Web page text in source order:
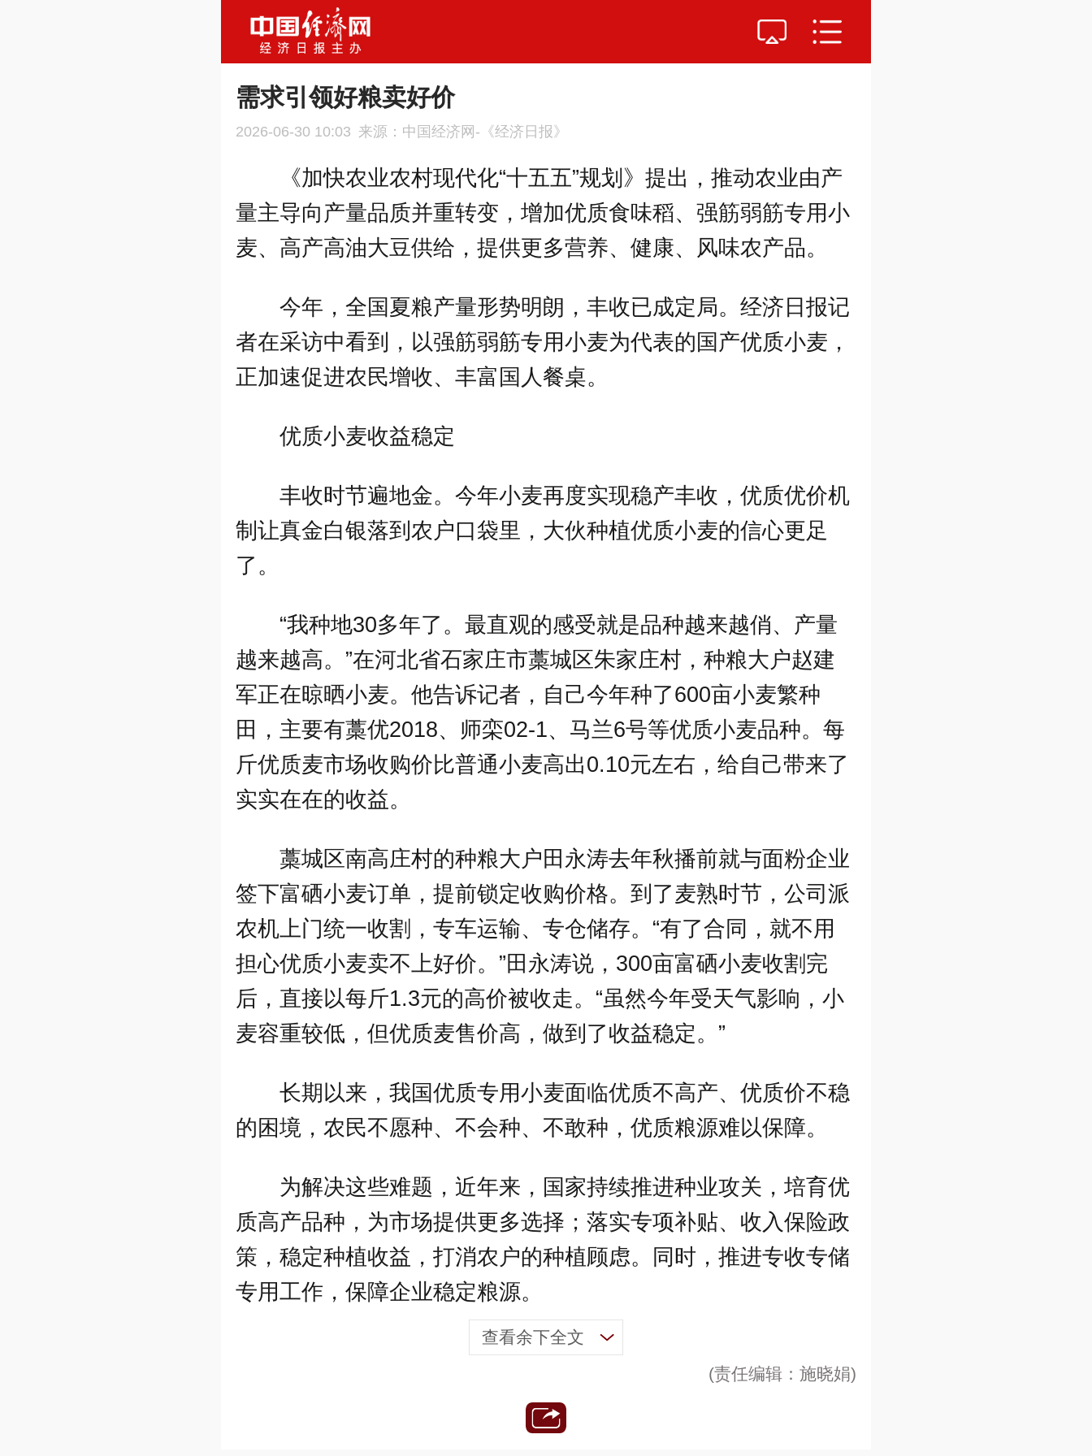
需求引领好粮卖好价
2026-06-30 10:03 来源：中国经济网-《经济日报》
《加快农业农村现代化“十五五”规划》提出，推动农业由产
量主导向产量品质并重转变，增加优质食味稻、强筋弱筋专用小
麦、高产高油大豆供给，提供更多营养、健康、风味农产品。
今年，全国夏粮产量形势明朗，丰收已成定局。经济日报记
者在采访中看到，以强筋弱筋专用小麦为代表的国产优质小麦，
正加速促进农民增收、丰富国人餐桌。
优质小麦收益稳定
丰收时节遍地金。今年小麦再度实现稳产丰收，优质优价机
制让真金白银落到农户口袋里，大伙种植优质小麦的信心更足
了。
“我种地30多年了。最直观的感受就是品种越来越俏、产量
越来越高。”在河北省石家庄市藁城区朱家庄村，种粮大户赵建
军正在晾晒小麦。他告诉记者，自己今年种了600亩小麦繁种
田，主要有藁优2018、师栾02-1、马兰6号等优质小麦品种。每
斤优质麦市场收购价比普通小麦高出0.10元左右，给自己带来了
实实在在的收益。
藁城区南高庄村的种粮大户田永涛去年秋播前就与面粉企业
签下富硒小麦订单，提前锁定收购价格。到了麦熟时节，公司派
农机上门统一收割，专车运输、专仓储存。“有了合同，就不用
担心优质小麦卖不上好价。”田永涛说，300亩富硒小麦收割完
后，直接以每斤1.3元的高价被收走。“虽然今年受天气影响，小
麦容重较低，但优质麦售价高，做到了收益稳定。”
长期以来，我国优质专用小麦面临优质不高产、优质价不稳
的困境，农民不愿种、不会种、不敢种，优质粮源难以保障。
为解决这些难题，近年来，国家持续推进种业攻关，培育优
质高产品种，为市场提供更多选择；落实专项补贴、收入保险政
策，稳定种植收益，打消农户的种植顾虑。同时，推进专收专储
专用工作，保障企业稳定粮源。
查看余下全文
(责任编辑：施晓娟)